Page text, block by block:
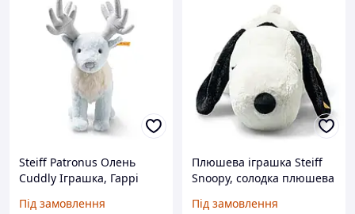
Steiff Patronus Олень
Cuddly Іграшка, Гаррі
плюшева іграшка, для
Під замовлення
Плюшева іграшка Steiff
Snoopy, солодка плюшева
дівчаток і немовлят від 0
Під замовлення